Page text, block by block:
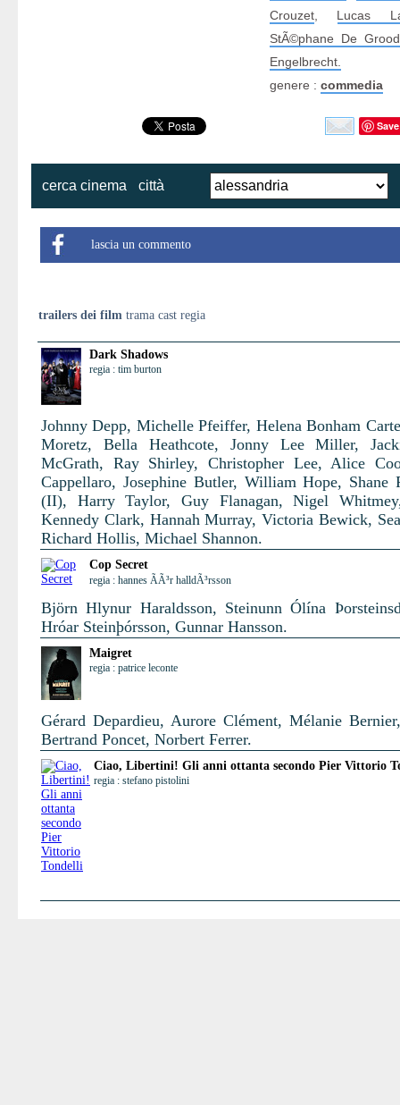
Crouzet
Lucas
StÃ©phane De
Engelbrecht.
genere : commedia
Save
cerca cinema città
lascia un commento
trailers dei film trama cast regia
Dark Shadows
regia : tim burton
Johnny Depp, Michelle Pfeiffer, Helena Bonham
Moretz, Bella Heathcote, Jonny Lee Miller,
McGrath, Ray Shirley, Christopher Lee, Alice
Cappellaro, Josephine Butler, William Hope, Shane
(II), Harry Taylor, Guy Flanagan, Nigel
Kennedy Clark, Hannah Murray, Victoria Bewick,
Richard Hollis, Michael Shannon.
Cop Secret
regia : hannes ÃÃ³r halldÃ³rsson
Björn Hlynur Haraldsson, Steinunn Ólína
Hróar Steinþórsson, Gunnar Hansson.
Maigret
regia : patrice leconte
Gérard Depardieu, Aurore Clément, Mélanie
Bertrand Poncet, Norbert Ferrer.
Ciao, Libertini! Gli anni ottanta secondo Pier Vittorio
regia : stefano pistolini